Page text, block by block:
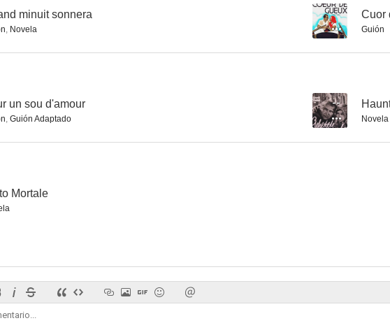
minuit sonnera
, Novela
-- Cuor
Guión
un sou d'amour
, Guión Adaptado
--
Novela
Mortale